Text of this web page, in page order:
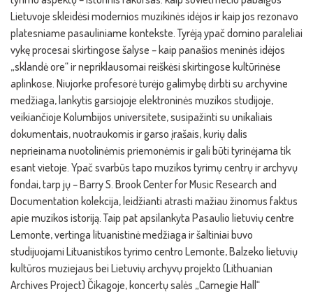
Lietuvoje skleidėsi modernios muzikinės idėjos ir kaip jos rezonavo
platesniame pasauliniame kontekste. Tyrėją ypač domino paraleliai
vykę procesai skirtingose šalyse – kaip panašios meninės idėjos
„sklandė ore“ ir nepriklausomai reiškėsi skirtingose kultūrinėse
aplinkose. Niujorke profesorė turėjo galimybę dirbti su archyvine
medžiaga, lankytis garsiojoje elektroninės muzikos studijoje,
veikiančioje Kolumbijos universitete, susipažinti su unikaliais
dokumentais, nuotraukomis ir garso įrašais, kurių dalis
neprieinama nuotolinėmis priemonėmis ir gali būti tyrinėjama tik
esant vietoje. Ypač svarbūs tapo muzikos tyrimų centrų ir archyvų
fondai, tarp jų – Barry S. Brook Center for Music Research and
Documentation kolekcija, leidžianti atrasti mažiau žinomus faktus
apie muzikos istoriją. Taip pat apsilankyta Pasaulio lietuvių centre
Lemonte, vertinga lituanistinė medžiaga ir šaltiniai buvo
studijuojami Lituanistikos tyrimo centro Lemonte, Balzeko lietuvių
kultūros muziejaus bei Lietuvių archyvų projekto (Lithuanian
Archives Project) Čikagoje, koncertų salės „Carnegie Hall“